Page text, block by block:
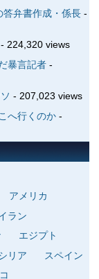
弁書作成・係長-
- 224,320 views
暴言記者-
- 207,023 views
へ行くのか-
アメリカ
ラン
エジプト
リア
スペイン